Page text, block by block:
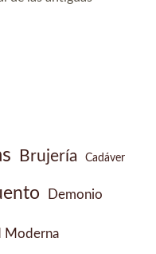
Brujería Cadáver
Demonio
Moderna